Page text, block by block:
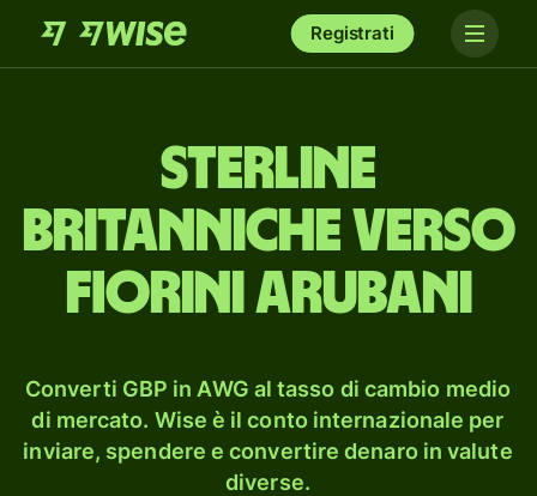
Registrati
sterline
britanniche verso
fiorini arubani
Converti GBP in AWG al tasso di cambio medio
di mercato. Wise è il conto internazionale per
inviare, spendere e convertire denaro in valute
diverse.